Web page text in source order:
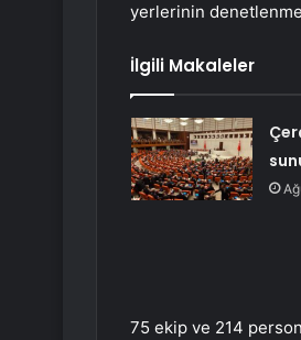
yerlerinin
İlgili Makaleler
75 ekip ve 214